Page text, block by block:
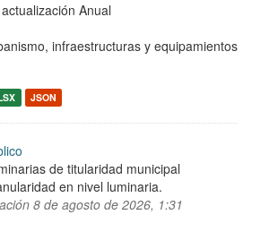
Anual
infraestructuras y equipamientos
JSON
de titularidad municipal
en nivel luminaria.
8 de agosto de 2026, 1:31